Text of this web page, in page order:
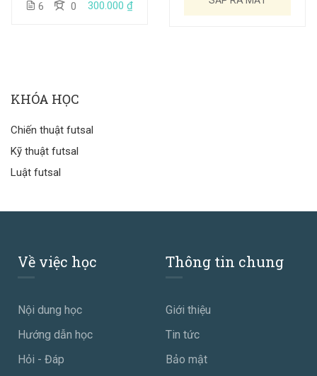
6 0 300.000 ₫
KHÓA HỌC
Chiến thuật futsal
Kỹ thuật futsal
Luật futsal
Về việc học
Nội dung học
Hướng dẫn học
Hỏi - Đáp
Thông tin chung
Giới thiệu
Tin tức
Bảo mật